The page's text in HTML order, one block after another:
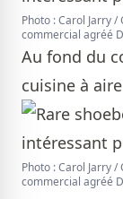
Photo : Carol Jarry
commercial agréé
Au fond du
cuisine à
Photo : Carol Jarry
commercial agréé